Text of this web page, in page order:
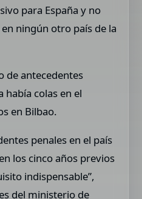
para España y no
ningún otro país de la
de antecedentes
había colas en el
en Bilbao.
penales en el país
los cinco años previos
indispensable”,
del ministerio de